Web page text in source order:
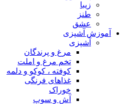
زیبا
طنز
عشق
آموزش آشپزی
آشپزی
مرغ و پرندگان
تخم مرغ و املت
کوفته ، کوکو و دلمه
غذاهای فرنگی
خوراک
آش و سوپ